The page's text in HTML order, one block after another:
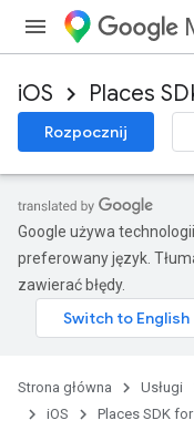
iOS Places
Rozpocznij
Google używa
preferowany język.
zawierać błędy.
Strona główna Usługi
iOS
Places SDK for